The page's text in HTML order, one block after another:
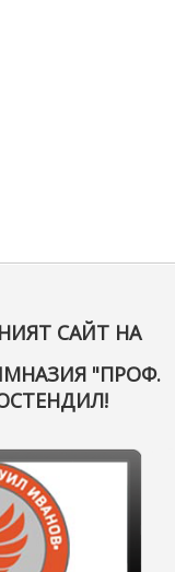
САЙТ НА
"ПРОФ.